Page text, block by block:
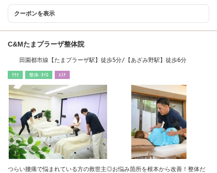
クーポンを表示
C&Mたまプラーザ整体院
田園都市線【たまプラーザ駅】徒歩5分/【あざみ野駅】徒歩6分
ﾘﾗｸ 整体･ｶｲﾛ ｴｽﾃ
つらい腰痛で悩まれている方の救世主◎お悩み箇所を根本から改善！整体だ